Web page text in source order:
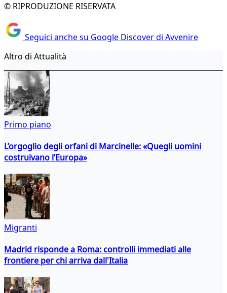
© RIPRODUZIONE RISERVATA
Seguici anche su Google Discover di Avvenire
Altro di Attualità
Primo piano
L’orgoglio degli orfani di Marcinelle: «Quegli uomini
costruivano l’Europa»
Migranti
Madrid risponde a Roma: controlli immediati alle
frontiere per chi arriva dall'Italia